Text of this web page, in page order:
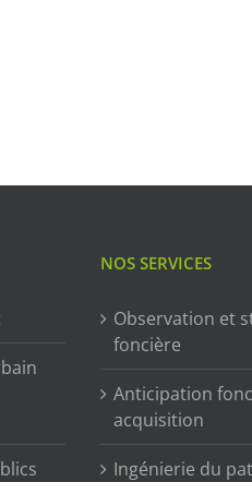
NOS SERVICES
Observation et
foncière
Anticipation
acquisition
Ingénierie du